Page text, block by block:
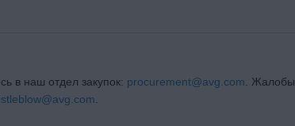
в наш отдел закупок: procurement@avg.com .